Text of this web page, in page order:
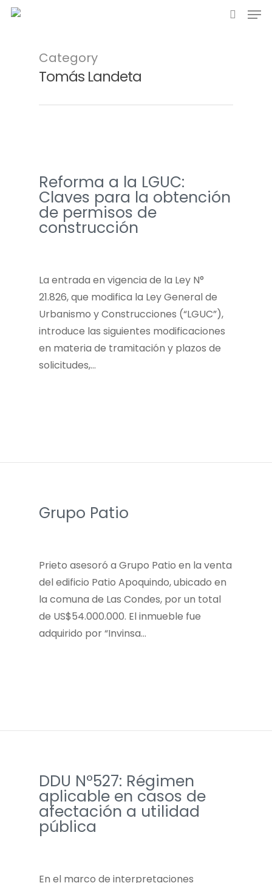
Category
Tomás Landeta
Reforma a la LGUC:
Claves para la obtención
de permisos de
construcción
La entrada en vigencia de la Ley N°
21.826, que modifica la Ley General de
Urbanismo y Construcciones (“LGUC”),
introduce las siguientes modificaciones
en materia de tramitación y plazos de
solicitudes,…
Grupo Patio
Prieto asesoró a Grupo Patio en la venta
del edificio Patio Apoquindo, ubicado en
la comuna de Las Condes, por un total
de US$54.000.000. El inmueble fue
adquirido por “Invinsa…
DDU Nº527: Régimen
aplicable en casos de
afectación a utilidad
pública
En el marco de interpretaciones